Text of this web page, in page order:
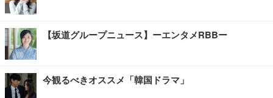
【坂道グループニュース】ーエンタメRBBー
今観るべきオススメ「韓国ドラマ」